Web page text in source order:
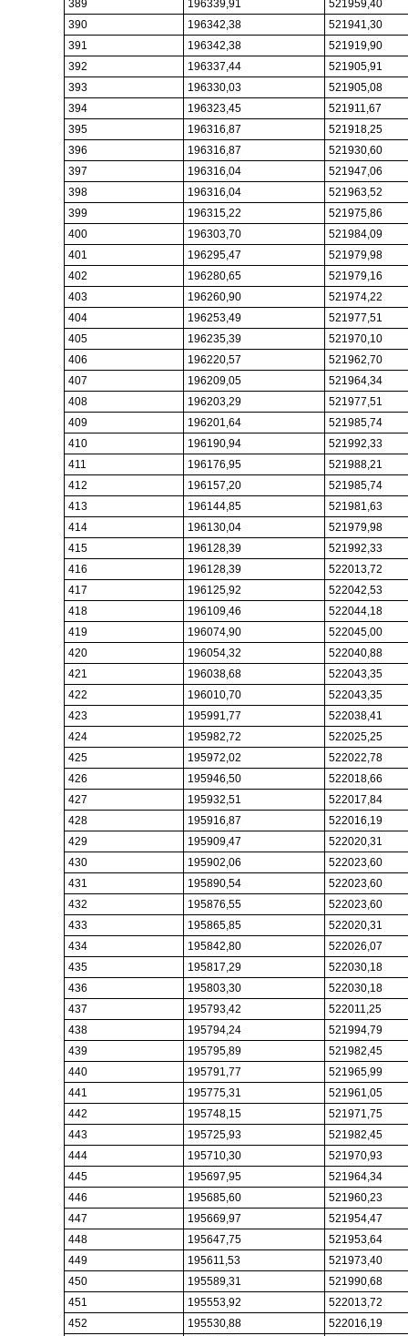
389 196339,91
521959,40
390
196342,38
521941,30
391
196342,38
521919,90
392
196337,44
521905,91
393
196330,03
521905,08
394
196323,45
521911,67
395
196316,87
521918,25
396
196316,87
521930,60
397
196316,04
521947,06
398
196316,04
521963,52
399
196315,22
521975,86
400
196303,70
521984,09
401
196295,47
521979,98
402
196280,65
521979,16
403
196260,90
521974,22
404
196253,49
521977,51
405
196235,39
521970,10
406
196220,57
521962,70
407
196209,05
521964,34
408
196203,29
521977,51
409
196201,64
521985,74
410
196190,94
521992,33
411
196176,95
521988,21
412
196157,20
521985,74
413
196144,85
521981,63
414
196130,04
521979,98
415
196128,39
521992,33
416
196128,39
522013,72
417
196125,92
522042,53
418
196109,46
522044,18
419
196074,90
522045,00
420
196054,32
522040,88
421
196038,68
522043,35
422
196010,70
522043,35
423
195991,77
522038,41
424
195982,72
522025,25
425
195972,02
522022,78
426
195946,50
522018,66
427
195932,51
522017,84
428
195916,87
522016,19
429
195909,47
522020,31
430
195902,06
522023,60
431
195890,54
522023,60
432
195876,55
522023,60
433
195865,85
522020,31
434
195842,80
522026,07
435
195817,29
522030,18
436
195803,30
522030,18
437
195793,42
522011,25
438
195794,24
521994,79
439
195795,89
521982,45
440
195791,77
521965,99
441
195775,31
521961,05
442
195748,15
521971,75
443
195725,93
521982,45
444
195710,30
521970,93
445
195697,95
521964,34
446
195685,60
521960,23
447
195669,97
521954,47
448
195647,75
521953,64
449
195611,53
521973,40
450
195589,31
521990,68
451
195553,92
522013,72
452
195530,88
522016,19